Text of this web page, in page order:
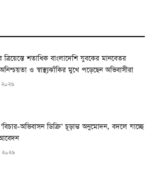
ত্রিয়েস্তে শতাধিক বাংলাদেশি যুবকের মানবেতর
ও স্বাস্থ্যঝাঁকির মুখে পড়েছেন অভিবাসীরা
২০২৬
অভিবাসন ডিক্রি’ চূড়ান্ত অনুমোদন, বদলে যাচ্ছে
২০২৬